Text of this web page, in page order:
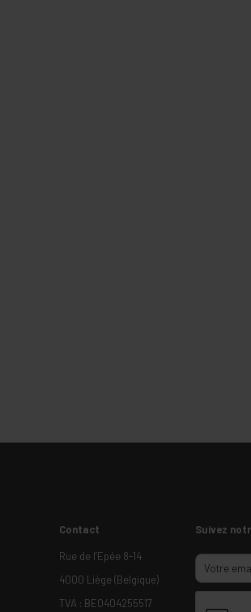
Contact
Rue de l’Epée 8-14
4000 Liège (Belgique)
TVA : BE0404255517
Suivez